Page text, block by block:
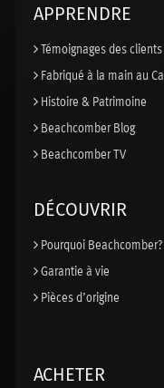
APPRENDRE
Témoignages des clients
Fabriqué à la main au
Histoire & Patrimoine
Beachcomber Blog
Beachcomber TV
DÉCOUVRIR
Pourquoi Beachcomber?
Garantie à vie
Pièces d’origine
ACHETER